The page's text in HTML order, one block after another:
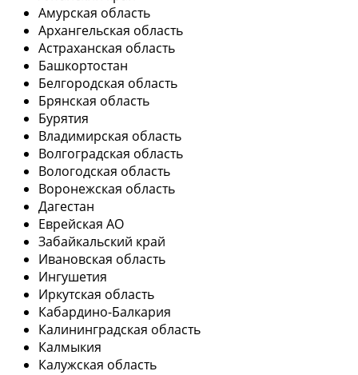
Амурская область
Архангельская область
Астраханская область
Башкортостан
Белгородская область
Брянская область
Бурятия
Владимирская область
Волгоградская область
Вологодская область
Воронежская область
Дагестан
Еврейская АО
Забайкальский край
Ивановская область
Ингушетия
Иркутская область
Кабардино-Балкария
Калининградская область
Калмыкия
Калужская область